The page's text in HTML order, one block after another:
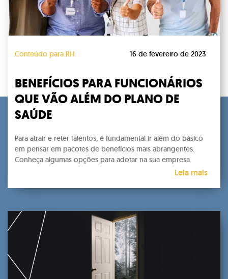
Conteúdo para RH 16 de fevereiro de 2023
BENEFÍCIOS PARA FUNCIONÁRIOS
QUE VÃO ALÉM DO PLANO DE
SAÚDE
Para atrair e reter talentos, é fundamental ir além do básico
em pensar em pacotes de benefícios mais abrangentes.
Conheça algumas opções para adotar na sua empresa.
Leia mais